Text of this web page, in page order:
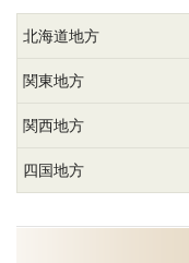
北海道地方
関東地方
関西地方
四国地方